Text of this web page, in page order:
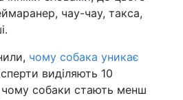
чау-чау, такса,
чому собака уникає
виділяють 10
собаки стають менш